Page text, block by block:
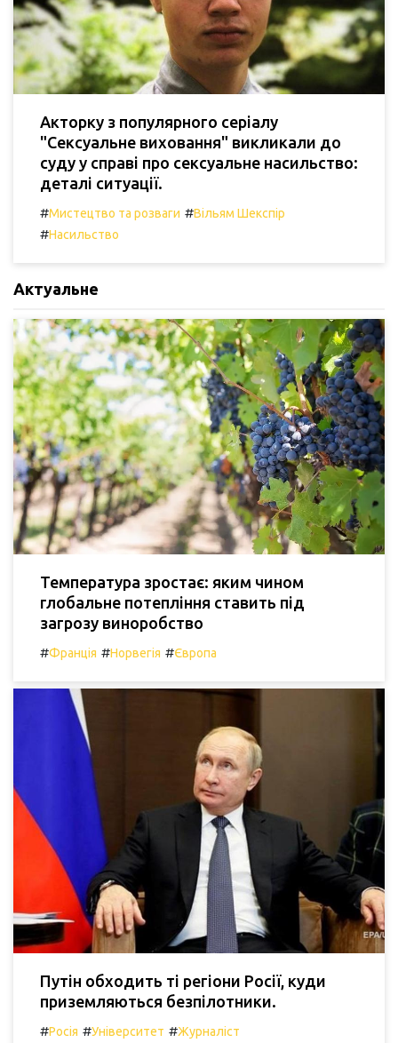
Акторку з популярного серіалу
"Сексуальне виховання" викликали до
суду у справі про сексуальне насильство:
деталі ситуації.
#Мистецтво та розваги #Вільям Шекспір
#Насильство
Актуальне
Температура зростає: яким чином
глобальне потепління ставить під
загрозу виноробство
#Франція #Норвегія #Європа
Путін обходить ті регіони Росії, куди
приземляються безпілотники.
#Росія #Університет #Журналіст